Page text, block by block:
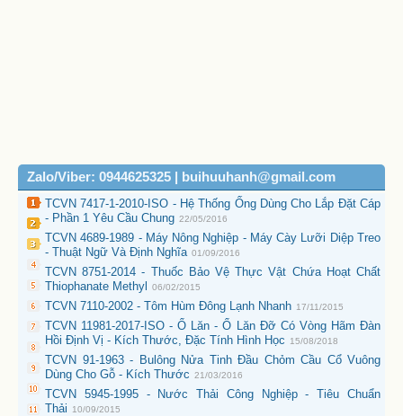
Zalo/Viber: 0944625325 | buihuuhanh@gmail.com
TCVN 7417-1-2010-ISO - Hệ Thống Ống Dùng Cho Lắp Đặt Cáp
- Phần 1 Yêu Cầu Chung 22/05/2016
TCVN 4689-1989 - Máy Nông Nghiệp - Máy Cày Lưỡi Diệp Treo
- Thuật Ngữ Và Định Nghĩa 01/09/2016
TCVN 8751-2014 - Thuốc Bảo Vệ Thực Vật Chứa Hoạt Chất
Thiophanate Methyl
06/02/2015
TCVN 7110-2002 - Tôm Hùm Đông Lạnh Nhanh 17/11/2015
TCVN 11981-2017-ISO - Ổ Lăn - Ổ Lăn Đỡ Có Vòng Hãm Đàn
Hồi Định Vị - Kích Thước, Đặc Tính Hình Học
15/08/2018
TCVN 91-1963 - Bulông Nửa Tinh Đầu Chỏm Cầu Cổ Vuông
Dùng Cho Gỗ - Kích Thước 21/03/2016
TCVN 5945-1995 - Nước Thải Công Nghiệp - Tiêu Chuẩn
Thải
10/09/2015